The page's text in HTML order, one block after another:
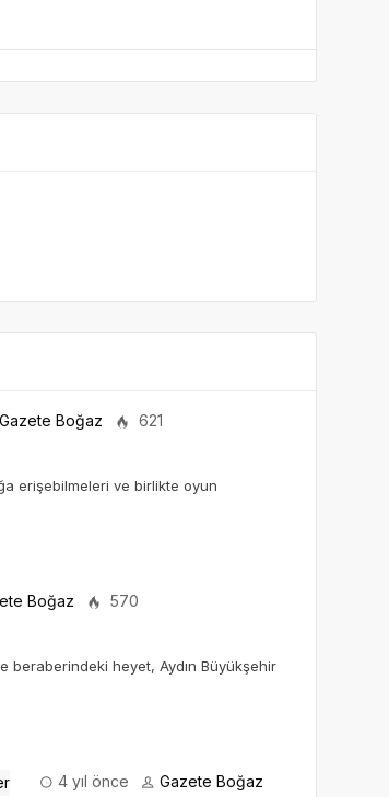
Gazete Boğaz 621
erişebilmeleri ve birlikte oyun
Boğaz 570
beraberindeki heyet, Aydın Büyükşehir
4 yıl önce
Gazete Boğaz